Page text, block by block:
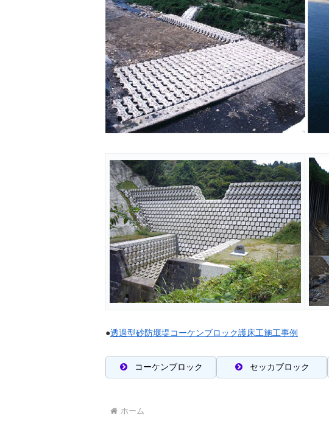
●透過型砂防堰堤コーケンブロック護床工施工事例
コーケンブロック セッカブロック
ホーム